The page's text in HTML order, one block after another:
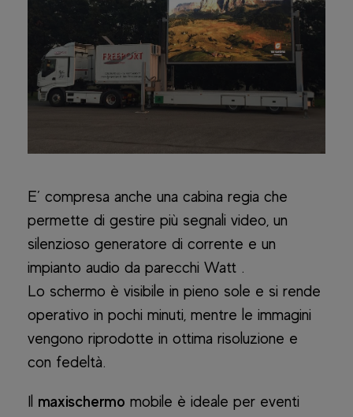
E’ compresa anche una cabina regia che
permette di gestire più segnali video, un
silenzioso generatore di corrente e un
impianto audio da parecchi Watt .
Lo schermo è visibile in pieno sole e si rende
operativo in pochi minuti, mentre le immagini
vengono riprodotte in ottima risoluzione e
con fedeltà.
Il maxischermo mobile è ideale per eventi